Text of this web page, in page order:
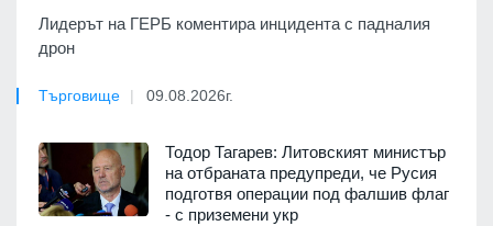
Лидерът на ГЕРБ коментира инцидента с падналия
дрон
Търговище 09.08.2026г.
Тодор Тагарев: Литовският министър
на отбраната предупреди, че Русия
подготвя операции под фалшив флаг
- с приземени укр